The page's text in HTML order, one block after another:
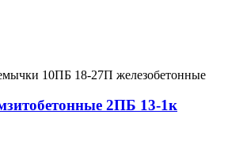
2ПБ 13⁠-⁠1к